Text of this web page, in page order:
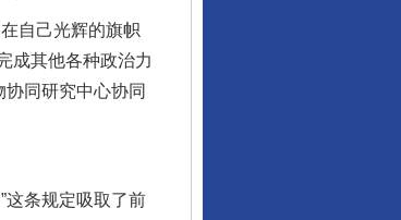
自己光辉的旗帜
成其他各种政治力
同研究中心协同
条规定吸取了前